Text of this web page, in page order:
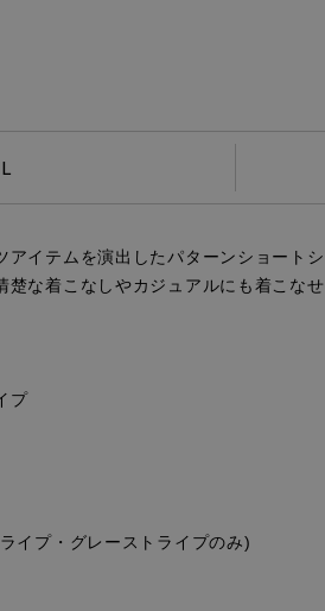
アイテムを演出したパターンショート
楚な着こなしやカジュアルにも着こな
プ
イプ・グレーストライプのみ)